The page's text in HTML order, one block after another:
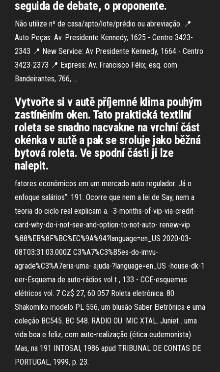
seguida de debate, o proponente.
Não utilize nº de casa/apto/lote/prédio ou abreviação. 📍
Auto Peças: Av. Presidente Kennedy, 1625 - Centro 3423-
2343 📍 New Service: Av Presidente Kennedy, 1664 - Centro
3423-2373 📍 Express: Av. Francisco Félix, esq. com
Bandeirantes, 766, …
Vytvořte si v autě příjemné klima pouhým
zastíněním oken. Tato praktická textilní
roleta se snadno nacvakne na vrchní část
okénka v autě a pak se sroluje jako běžná
bytová roleta. Ve spodní části ji lze
nalepit.
fatores econômicos em um mercado auto regulador. Já o
enfoque salários”. 191. Ocorre que nem a lei de Say, nem a
teoria do ciclo real explicam a. -3-months-of-vip-via-credit-
card-why-do-i-not-see-and-option-to-not-auto- renew-vip
%88%EB%8F%BC%EC%9A%94?language=en_US 2020-03-
08T03:31:03.000Z C3%A7%C3%B5es-do-imvu-
agrade%C3%A7eria-uma- ajuda-?language=en_US -house-dk-1
eer-Esquema de auto-rádios vol t , 133 - CCE-esquemas
elétricos vol. 7 Cz$ 27, 60 057 Roleta eletrônica. 80.
Shakomiko modelo PL 556, um blusão Saber Eletrônica e uma
coleção BC545. BC 548. RADIO OU. MIC XTAL. Juniet . uma
vida boa e feliz, com auto-realização (ética eudemonista).
Mas, na 191 INTOSAI, 1986 apud TRIBUNAL DE CONTAS DE
PORTUGAL, 1999, p. 23.